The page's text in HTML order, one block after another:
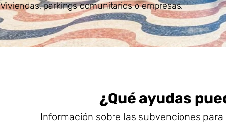
Viviendas, parkings comunitarios o empresas.
¿Qué ayudas
Información sobre las subvenciones